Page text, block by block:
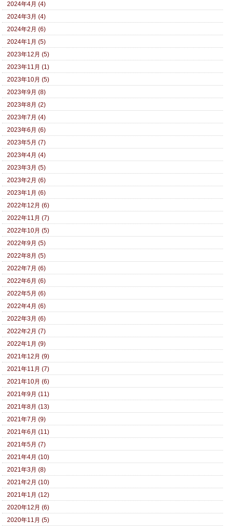
2024年4月 (4)
2024年3月 (4)
2024年2月 (6)
2024年1月 (5)
2023年12月 (5)
2023年11月 (1)
2023年10月 (5)
2023年9月 (8)
2023年8月 (2)
2023年7月 (4)
2023年6月 (6)
2023年5月 (7)
2023年4月 (4)
2023年3月 (5)
2023年2月 (6)
2023年1月 (6)
2022年12月 (6)
2022年11月 (7)
2022年10月 (5)
2022年9月 (5)
2022年8月 (5)
2022年7月 (6)
2022年6月 (6)
2022年5月 (6)
2022年4月 (6)
2022年3月 (6)
2022年2月 (7)
2022年1月 (9)
2021年12月 (9)
2021年11月 (7)
2021年10月 (6)
2021年9月 (11)
2021年8月 (13)
2021年7月 (9)
2021年6月 (11)
2021年5月 (7)
2021年4月 (10)
2021年3月 (8)
2021年2月 (10)
2021年1月 (12)
2020年12月 (6)
2020年11月 (5)